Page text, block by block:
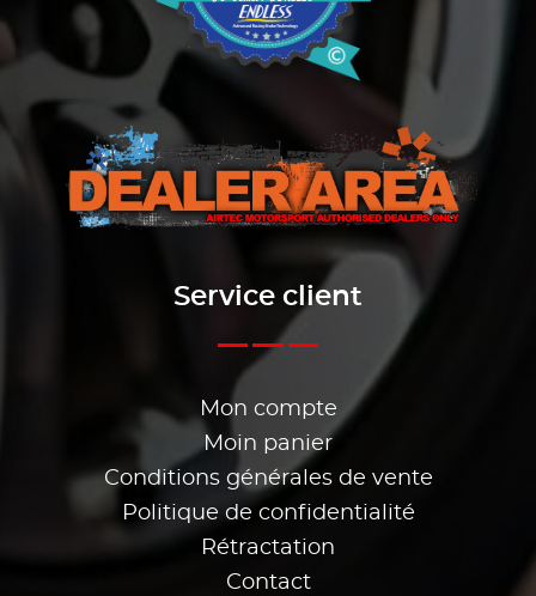
Service client
Mon compte
Moin panier
Conditions générales de vente
Politique de confidentialité
Rétractation
Contact